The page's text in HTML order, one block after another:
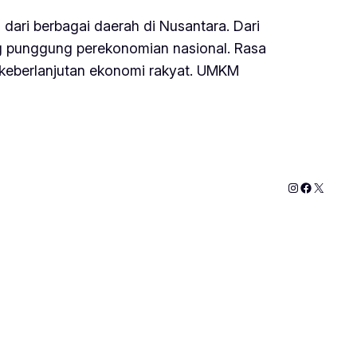
berbagai daerah di Nusantara. Dari
perekonomian nasional. Rasa
ekonomi rakyat. UMKM
Instagram
X